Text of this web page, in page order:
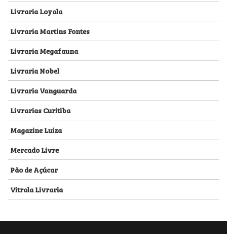
Livraria Loyola
Livraria Martins Fontes
Livraria Megafauna
Livraria Nobel
Livraria Vanguarda
Livrarias Curitiba
Magazine Luiza
Mercado Livre
Pão de Açúcar
Vitrola Livraria